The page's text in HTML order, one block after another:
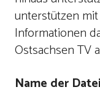
unterstützen
Informationen
Ostsachsen TV
Name der